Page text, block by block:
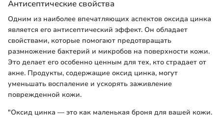
Антисептические свойства
Одним из наиболее впечатляющих аспектов оксида цинка
является его антисептический эффект. Он обладает
свойствами, которые помогают предотвращать
размножение бактерий и микробов на поверхности кожи.
Это делает его особенно ценным для тех, кто страдает от
акне. Продукты, содержащие оксид цинка, могут
уменьшать воспаление и ускорять заживление
поврежденной кожи.
"Оксид цинка — это как маленькая броня для вашей кожи.